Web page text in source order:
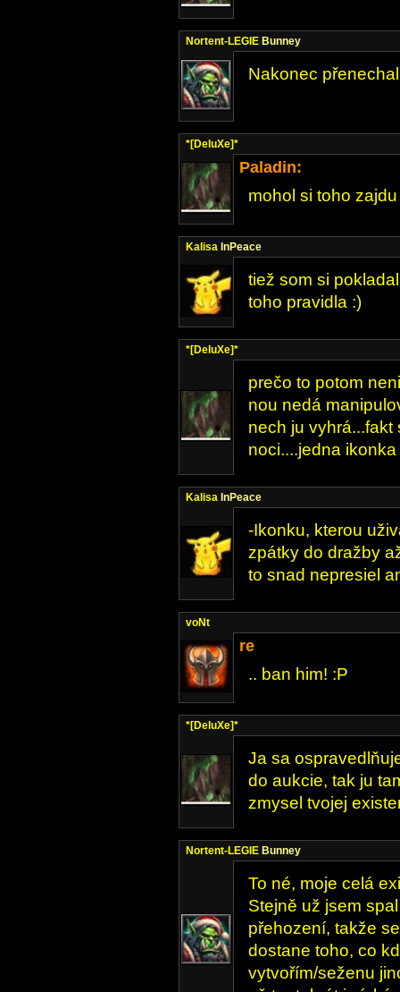
Nortent-LEGIE Bunney
Nakonec
*[DeluXe]*
Paladin:
mohol si toho
Kalisa InPeace
tiež som si
toho pravidla :)
*[DeluXe]*
prečo to potom
nou nedá
nech ju
noci....jedna
Kalisa InPeace
-Ikonku, kterou
zpátky do dražby
to snad nepresiel
voNt
re
.. ban him! :P
*[DeluXe]*
Ja sa
do aukcie, tak ju
zmysel tvojej
Nortent-LEGIE Bunney
To né, moje celá
Stejně už jsem
přehození, takže
dostane toho, co
vytvořím/seženu